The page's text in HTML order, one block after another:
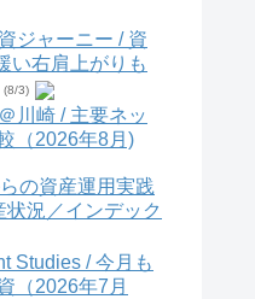
ジャーニー / 資
い右肩上がりも
(8/3)
川崎 / 主要ネッ
（2026年8月)
の資産運用実践
況／インデック
Studies / 今月も
（2026年7月